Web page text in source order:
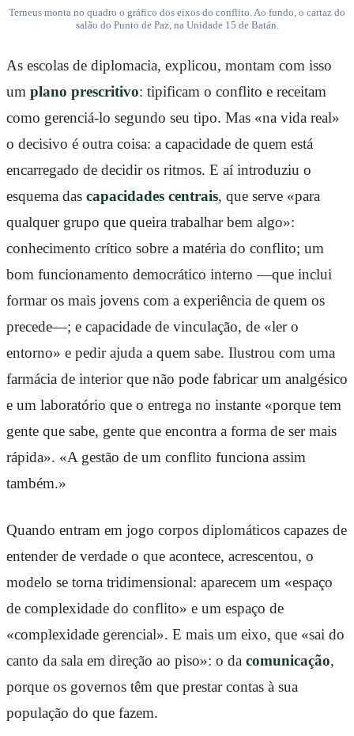
Terneus monta no quadro o gráfico dos eixos do conflito. Ao fundo, o cartaz do
salão do Punto de Paz, na Unidade 15 de Batán.
As escolas de diplomacia, explicou, montam com isso
um plano prescritivo: tipificam o conflito e receitam
como gerenciá-lo segundo seu tipo. Mas «na vida real»
o decisivo é outra coisa: a capacidade de quem está
encarregado de decidir os ritmos. E aí introduziu o
esquema das capacidades centrais, que serve «para
qualquer grupo que queira trabalhar bem algo»:
conhecimento crítico sobre a matéria do conflito; um
bom funcionamento democrático interno —que inclui
formar os mais jovens com a experiência de quem os
precede—; e capacidade de vinculação, de «ler o
entorno» e pedir ajuda a quem sabe. Ilustrou com uma
farmácia de interior que não pode fabricar um analgésico
e um laboratório que o entrega no instante «porque tem
gente que sabe, gente que encontra a forma de ser mais
rápida». «A gestão de um conflito funciona assim
também.»
Quando entram em jogo corpos diplomáticos capazes de
entender de verdade o que acontece, acrescentou, o
modelo se torna tridimensional: aparecem um «espaço
de complexidade do conflito» e um espaço de
«complexidade gerencial». E mais um eixo, que «sai do
canto da sala em direção ao piso»: o da comunicação,
porque os governos têm que prestar contas à sua
população do que fazem.